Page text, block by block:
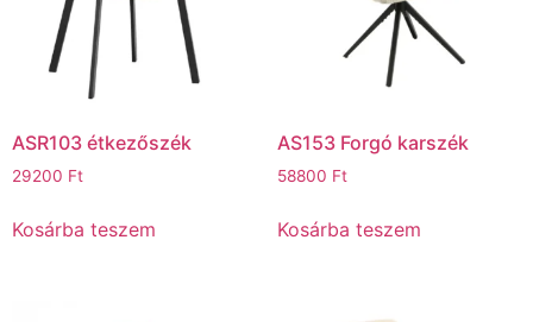
ASR103 étkezőszék
29200 Ft
Kosárba teszem
AS153 Forgó karszék
58800 Ft
Kosárba teszem